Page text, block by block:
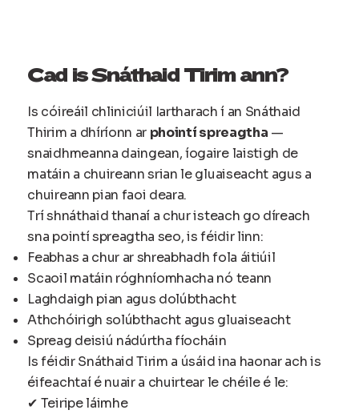
Cad is Snáthaid Tirim ann?
Is cóireáil chliniciúil Iartharach í an Snáthaid
Thirim a dhíríonn ar phointí spreagtha —
snaidhmeanna daingean, íogaire laistigh de
matáin a chuireann srian le gluaiseacht agus a
chuireann pian faoi deara.
Trí shnáthaid thanaí a chur isteach go díreach
sna pointí spreagtha seo, is féidir linn:
Feabhas a chur ar shreabhadh fola áitiúil
Scaoil matáin róghníomhacha nó teann
Laghdaigh pian agus dolúbthacht
Athchóirigh solúbthacht agus gluaiseacht
Spreag deisiú nádúrtha fíocháin
Is féidir Snáthaid Tirim a úsáid ina haonar ach is
éifeachtaí é nuair a chuirtear le chéile é le:
✔ Teiripe láimhe